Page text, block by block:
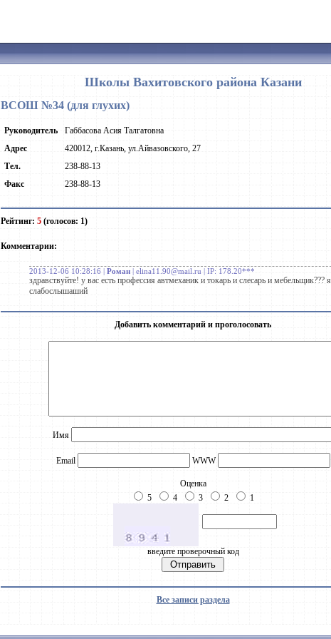
Школы Вахитовского района Казани
ВСОШ №34 (для глухих)
Руководитель
Габбасова Асия Талгатовна
Адрес
420012, г.Казань, ул.Айвазовского, 27
Тел.
238-88-13
Факс
238-88-13
Рейтинг: 5 (голосов: 1)
Комментарии:
2013-12-06 10:28:16 | Роман | elina11.90@mail.ru | IP: 178.20***
здравствуйте! у вас есть профессия автмеханик и токарь и слесарь и мебельщик??? я
слабослышаший
Добавить комментарий и проголосовать
Имя
Email WWW
Оценка
5
4 3 2 1
введите проверочный код
Все записи раздела